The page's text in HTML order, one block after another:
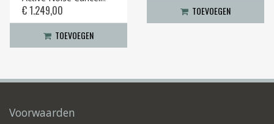
€ 1.249,00
TOEVOEGEN
TOEVOEGEN
Voorwaarden